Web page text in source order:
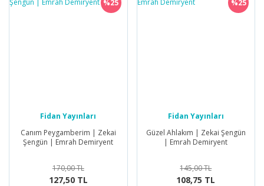
%25
Fidan Yayınları
Canım Peygamberim | Zekai
Şengün | Emrah Demiryent
170,00 TL
127,50 TL
%25
Fidan Yayınları
Güzel Ahlakım | Zekai Şengün
| Emrah Demiryent
145,00 TL
108,75 TL